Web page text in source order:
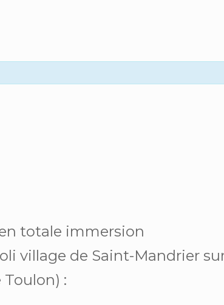
totale immersion
village de Saint-Mandrier
Toulon) :